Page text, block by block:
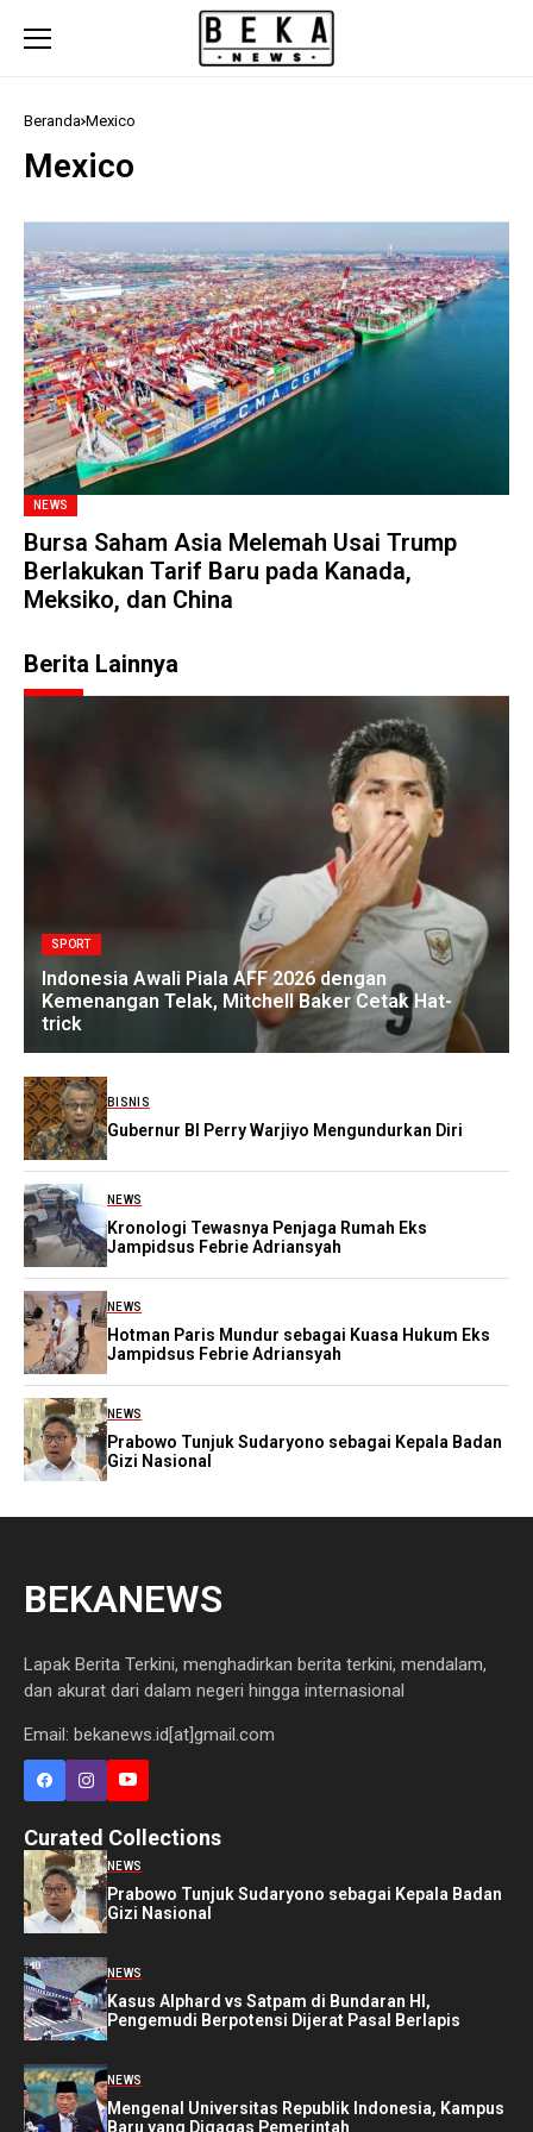
Beranda Mexico
Mexico
NEWS
Bursa Saham Asia Melemah Usai Trump
Berlakukan Tarif Baru pada Kanada,
Meksiko, dan China
Berita Lainnya
SPORT
Indonesia Awali Piala AFF 2026 dengan
Kemenangan Telak, Mitchell Baker Cetak Hat-
trick
BISNIS
Gubernur BI Perry Warjiyo Mengundurkan Diri
NEWS
Kronologi Tewasnya Penjaga Rumah Eks
Jampidsus Febrie Adriansyah
NEWS
Hotman Paris Mundur sebagai Kuasa Hukum Eks
Jampidsus Febrie Adriansyah
NEWS
Prabowo Tunjuk Sudaryono sebagai Kepala Badan
Gizi Nasional
BEKANEWS
Lapak Berita Terkini, menghadirkan berita terkini, mendalam,
dan akurat dari dalam negeri hingga internasional
Email: bekanews.id[at]gmail.com
Curated Collections
NEWS
Prabowo Tunjuk Sudaryono sebagai Kepala Badan
Gizi Nasional
NEWS
Kasus Alphard vs Satpam di Bundaran HI,
Pengemudi Berpotensi Dijerat Pasal Berlapis
NEWS
Mengenal Universitas Republik Indonesia, Kampus
Baru yang Digagas Pemerintah